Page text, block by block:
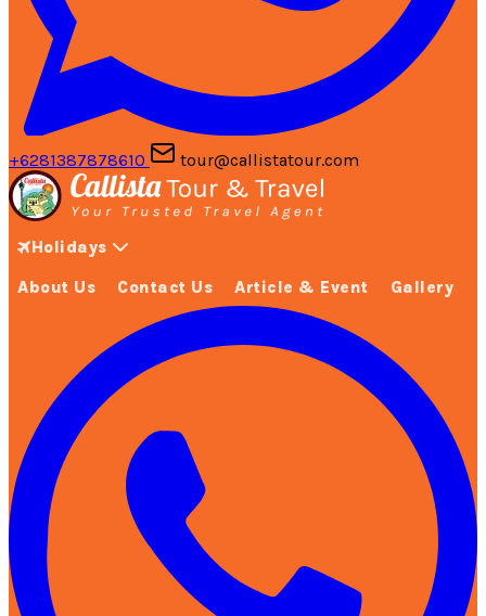
+6281387878610 tour@callistatour.com
Holidays
About Us Contact Us Article & Event Gallery